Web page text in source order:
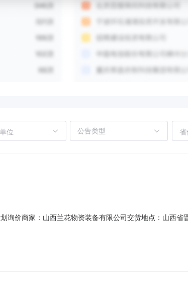
位
询价商家：山西兰花物资装备有限公司交货地点：山西